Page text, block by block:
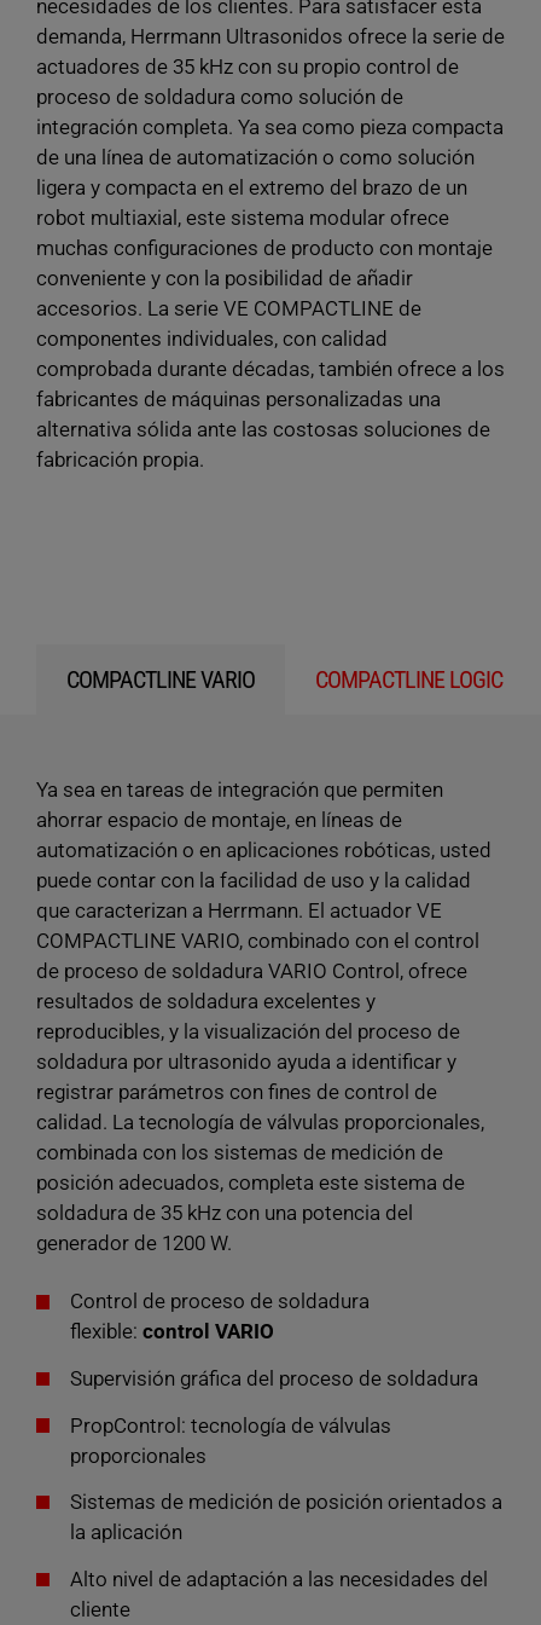
necesidades de los clientes. Para satisfacer esta
demanda, Herrmann Ultrasonidos ofrece la serie de
actuadores de 35 kHz con su propio control de
proceso de soldadura como solución de
integración completa. Ya sea como pieza compacta
de una línea de automatización o como solución
ligera y compacta en el extremo del brazo de un
robot multiaxial, este sistema modular ofrece
muchas configuraciones de producto con montaje
conveniente y con la posibilidad de añadir
accesorios. La serie VE COMPACTLINE de
componentes individuales, con calidad
comprobada durante décadas, también ofrece a los
fabricantes de máquinas personalizadas una
alternativa sólida ante las costosas soluciones de
fabricación propia.
COMPACTLINE VARIO COMPACTLINE LOGIC
Ya sea en tareas de integración que permiten
ahorrar espacio de montaje, en líneas de
automatización o en aplicaciones robóticas, usted
puede contar con la facilidad de uso y la calidad
que caracterizan a Herrmann. El actuador VE
COMPACTLINE VARIO, combinado con el control
de proceso de soldadura VARIO Control, ofrece
resultados de soldadura excelentes y
reproducibles, y la visualización del proceso de
soldadura por ultrasonido ayuda a identificar y
registrar parámetros con fines de control de
calidad. La tecnología de válvulas proporcionales,
combinada con los sistemas de medición de
posición adecuados, completa este sistema de
soldadura de 35 kHz con una potencia del
generador de 1200 W.
Control de proceso de soldadura
flexible: control VARIO
Supervisión gráfica del proceso de soldadura
PropControl: tecnología de válvulas
proporcionales
Sistemas de medición de posición orientados a
la aplicación
Alto nivel de adaptación a las necesidades del
cliente